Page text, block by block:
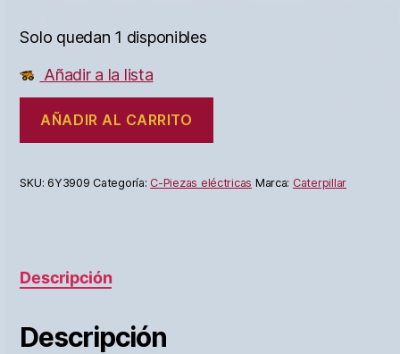
Solo quedan 1 disponibles
Añadir a la lista
AÑADIR AL CARRITO
SKU:6Y3909 Categoría: C-Piezas eléctricas Marca: Caterpillar
Descripción
Descripción